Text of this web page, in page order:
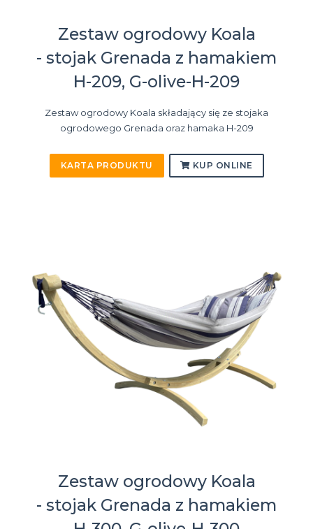
Zestaw ogrodowy Koala
- stojak Grenada z hamakiem
H-209, G-olive-H-209
Zestaw ogrodowy Koala składający się ze stojaka
ogrodowego Grenada oraz hamaka H-209
KARTA PRODUKTU KUP ONLINE
Zestaw ogrodowy Koala
- stojak Grenada z hamakiem